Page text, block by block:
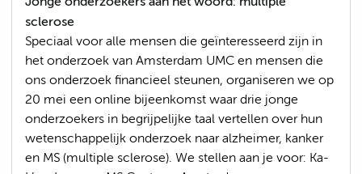
sclerose
Speciaal voor alle mensen die geïnteresseerd zijn in
het onderzoek van Amsterdam UMC en mensen die
ons onderzoek financieel steunen, organiseren we op
20 mei een online bijeenkomst waar drie jonge
onderzoekers in begrijpelijke taal vertellen over hun
wetenschappelijk onderzoek naar alzheimer, kanker
en MS (multiple sclerose). We stellen aan je voor: Ka-